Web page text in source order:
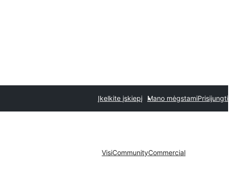
Įkelkite įskiepį Mano mėgstamiPrisijungti
VisiCommunityCommercial